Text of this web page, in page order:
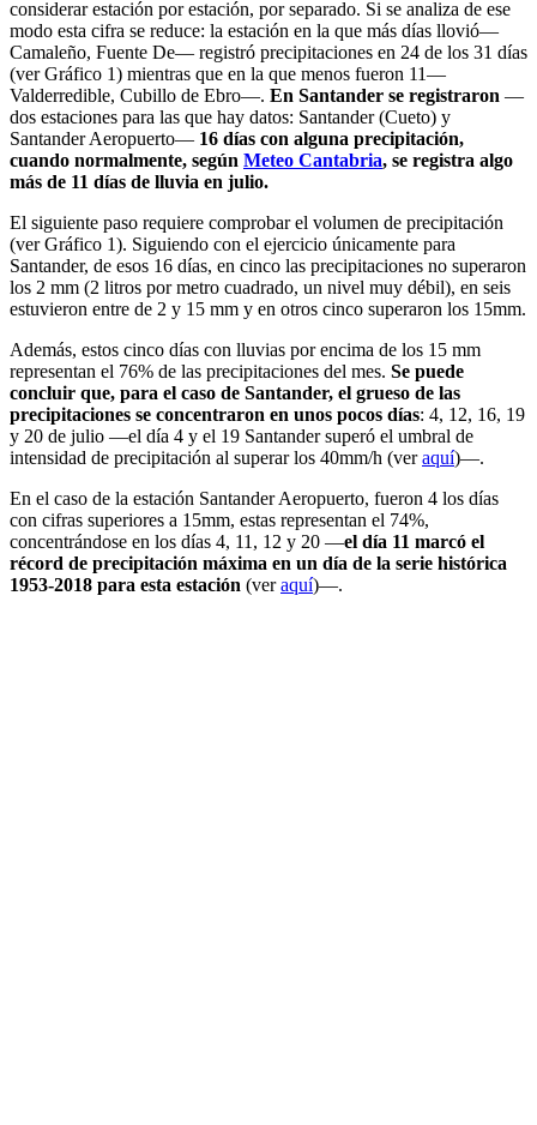
considerar estación por estación, por separado. Si se analiza de ese
modo esta cifra se reduce: la estación en la que más días llovió—
Camaleño, Fuente De— registró precipitaciones en 24 de los 31 días
(ver Gráfico 1) mientras que en la que menos fueron 11—
Valderredible, Cubillo de Ebro—. En Santander se registraron —
dos estaciones para las que hay datos: Santander (Cueto) y
Santander Aeropuerto— 16 días con alguna precipitación,
cuando normalmente, según Meteo Cantabria, se registra algo
más de 11 días de lluvia en julio.
El siguiente paso requiere comprobar el volumen de precipitación
(ver Gráfico 1). Siguiendo con el ejercicio únicamente para
Santander, de esos 16 días, en cinco las precipitaciones no superaron
los 2 mm (2 litros por metro cuadrado, un nivel muy débil), en seis
estuvieron entre de 2 y 15 mm y en otros cinco superaron los 15mm.
Además, estos cinco días con lluvias por encima de los 15 mm
representan el 76% de las precipitaciones del mes. Se puede
concluir que, para el caso de Santander, el grueso de las
precipitaciones se concentraron en unos pocos días: 4, 12, 16, 19
y 20 de julio —el día 4 y el 19 Santander superó el umbral de
intensidad de precipitación al superar los 40mm/h (veraquí)—.
En el caso de la estación Santander Aeropuerto, fueron 4 los días
con cifras superiores a 15mm, estas representan el 74%,
concentrándose en los días 4, 11, 12 y 20 —el día 11 marcó el
récord de precipitación máxima en un día de la serie histórica
1953-2018 para esta estación (veraquí)—.